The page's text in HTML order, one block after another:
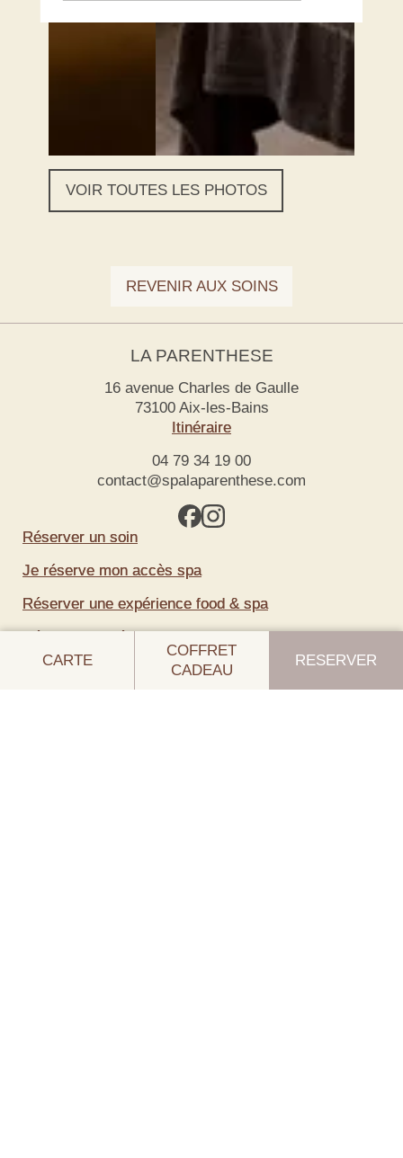
CARTE
COFFRET
CADEAU
RESERVER
VOIR TOUTES LES PHOTOS
REVENIR AUX SOINS
LA PARENTHESE
16 avenue Charles de Gaulle
73100 Aix-les-Bains
Itinéraire
04 79 34 19 00
contact@spalaparenthese.com
Réserver un soin
Je réserve mon accès spa
Réserver une expérience food & spa
Réserver un séjour
Offrir un coffret cadeau